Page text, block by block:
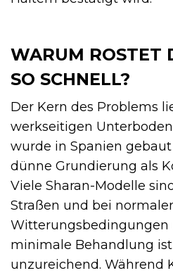
WARUM ROSTET
SO SCHNELL?
Der Kern des Problems
werkseitigen
wurde in Spanien
dünne Grundierung als
Viele Sharan-Modelle
Straßen und bei
Witterungsbedingungen
minimale Behandlung
unzureichend. Während